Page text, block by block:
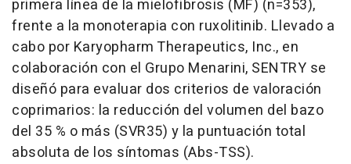
primera línea de la mielofibrosis (MF) (n=353),
frente a la monoterapia con ruxolitinib. Llevado a
cabo por Karyopharm Therapeutics, Inc., en
colaboración con el Grupo Menarini, SENTRY se
diseñó para evaluar dos criterios de valoración
coprimarios: la reducción del volumen del bazo
del 35 % o más (SVR35) y la puntuación total
absoluta de los síntomas (Abs-TSS).